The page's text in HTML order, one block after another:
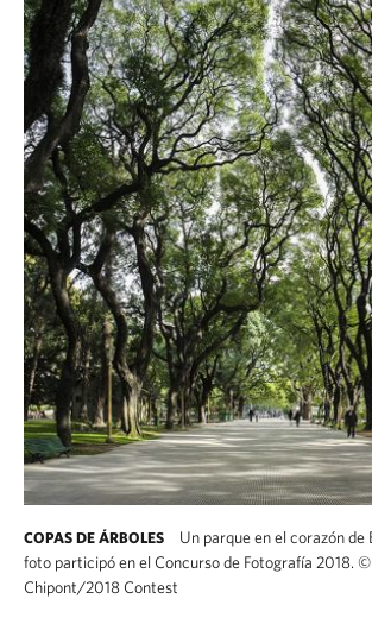
COPAS DE ÁRBOLES
Un parque en el corazón de
foto participó en el Concurso de Fotografía 2018. ©
Chipont/2018 Contest